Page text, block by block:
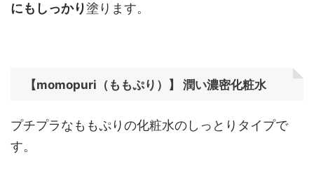
にもしっかり塗ります。
【momopuri（ももぷり） 】 潤い濃密化粧水
プチプラなももぷりの化粧水のしっとりタイプで
す。